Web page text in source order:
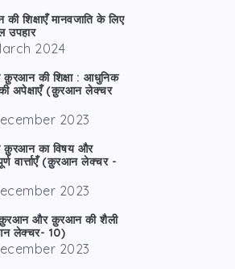
शिक्षाएँ मानवजाति के लिए
उपहार
2024
क़ुरआन की शिक्षा : आधुनिक
अपेक्षाएँ (क़ुरआन लेक्चर
2023
क़ुरआन का विषय और
वार्त्ताएँ (क़ुरआन लेक्चर -
2023
और क़ुरआन की शैली
लेक्चर- 10)
2023